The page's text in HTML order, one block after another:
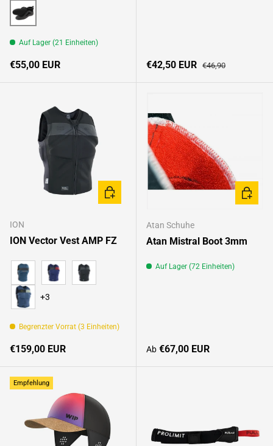
Auf Lager (21 Einheiten)
Normaler Preis
€55,00 EUR Verkaufspreis
€42,50 EUR Normaler Preis
€46,90
ION
ION Vector Vest AMP FZ
petrol
+3
Begrenzter Vorrat (3 Einheiten)
Normaler Preis
€159,00 EUR
OPTIONEN AUSWÄHLEN
Atan Schuhe
Atan Mistral Boot 3mm
Auf Lager (72 Einheiten)
Normaler Preis
Ab €67,00 EUR
Empfehlung